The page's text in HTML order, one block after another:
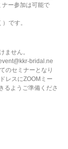
ナー参加は可能で
です。
ません。
bridal.ne
のセミナーとなり
レスにZOOMミー
るようご準備くださ